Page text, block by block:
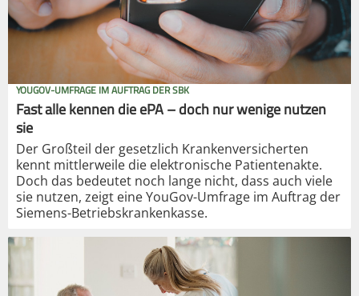
YOUGOV-UMFRAGE IM AUFTRAG DER SBK
Fast alle kennen die ePA – doch nur wenige nutzen
sie
Der Großteil der gesetzlich Krankenversicherten
kennt mittlerweile die elektronische Patientenakte.
Doch das bedeutet noch lange nicht, dass auch viele
sie nutzen, zeigt eine YouGov-Umfrage im Auftrag der
Siemens-Betriebskrankenkasse.